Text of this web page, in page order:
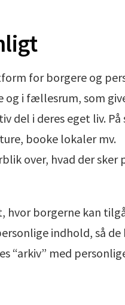
for borgere og
og i fællesrum, som
del i deres eget liv.
booke lokaler mv.
over, hvad der sker
borgerne kan tilgå
indhold, så de
“arkiv” med